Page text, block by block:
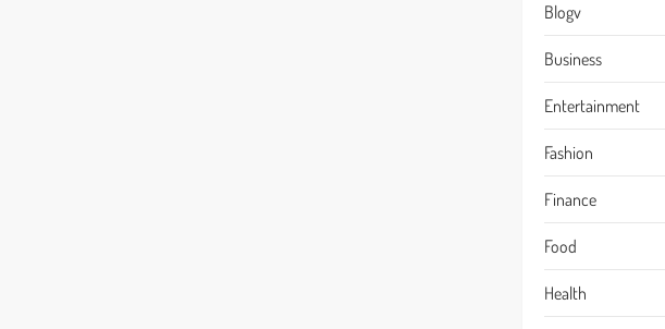
Blogv
Business
Entertainment
Fashion
Finance
Food
Health